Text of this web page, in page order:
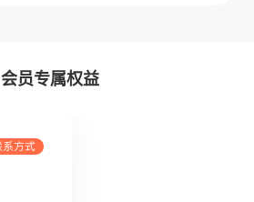
会员专属权益